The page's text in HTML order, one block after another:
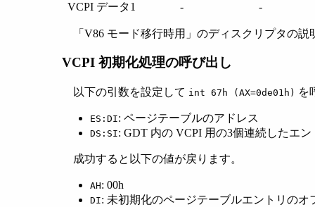
VCPI データ1
- -
「V86 モード移行時用」のディスクリプタの
VCPI 初期化処理の呼び出し
以下の引数を設定して int 67h (AX=0de01h) を
ES:DI: ページテーブルのアドレス
DS:SI: GDT 内の VCPI 用の3個連続したエ
成功すると以下の値が戻ります。
AH: 00h
DI: 未初期化のページテーブルエントリのオ